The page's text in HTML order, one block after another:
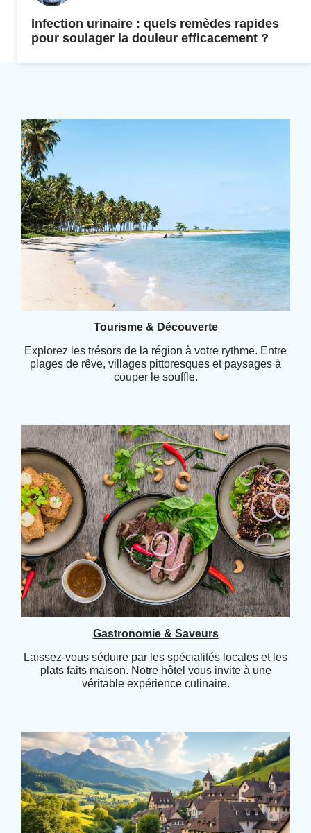
Infection urinaire : quels remèdes rapides
pour soulager la douleur efficacement ?
Tourisme & Découverte
Explorez les trésors de la région à votre rythme. Entre
plages de rêve, villages pittoresques et paysages à
couper le souffle.
Gastronomie & Saveurs
Laissez-vous séduire par les spécialités locales et les
plats faits maison. Notre hôtel vous invite à une
véritable expérience culinaire.